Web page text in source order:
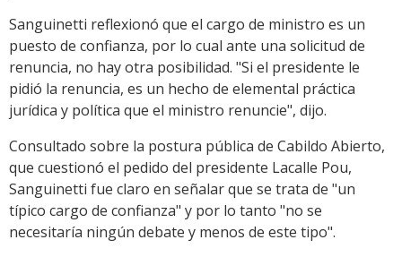
Sanguinetti reflexionó que el cargo de ministro es un
puesto de confianza, por lo cual ante una solicitud de
renuncia, no hay otra posibilidad. "Si el presidente le
pidió la renuncia, es un hecho de elemental práctica
jurídica y política que el ministro renuncie", dijo.
Consultado sobre la postura pública de Cabildo Abierto,
que cuestionó el pedido del presidente Lacalle Pou,
Sanguinetti fue claro en señalar que se trata de "un
típico cargo de confianza" y por lo tanto "no se
necesitaría ningún debate y menos de este tipo".